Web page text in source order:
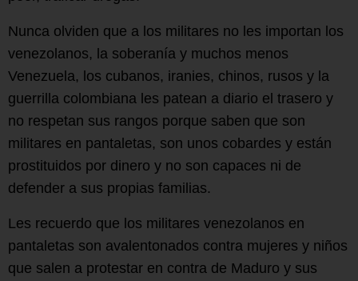
Nunca olviden que a los militares no les importan los
venezolanos, la soberanía y muchos menos
Venezuela, los cubanos, iranies, chinos, rusos y la
guerrilla colombiana les patean a diario el trasero y
no respetan sus rangos porque saben que son
militares en pantaletas, son unos cobardes y están
prostituidos por dinero y no son capaces ni de
defender a sus propias familias.
Les recuerdo que los militares venezolanos en
pantaletas son avalentonados contra mujeres y niños
que salen a protestar en contra de Maduro y sus